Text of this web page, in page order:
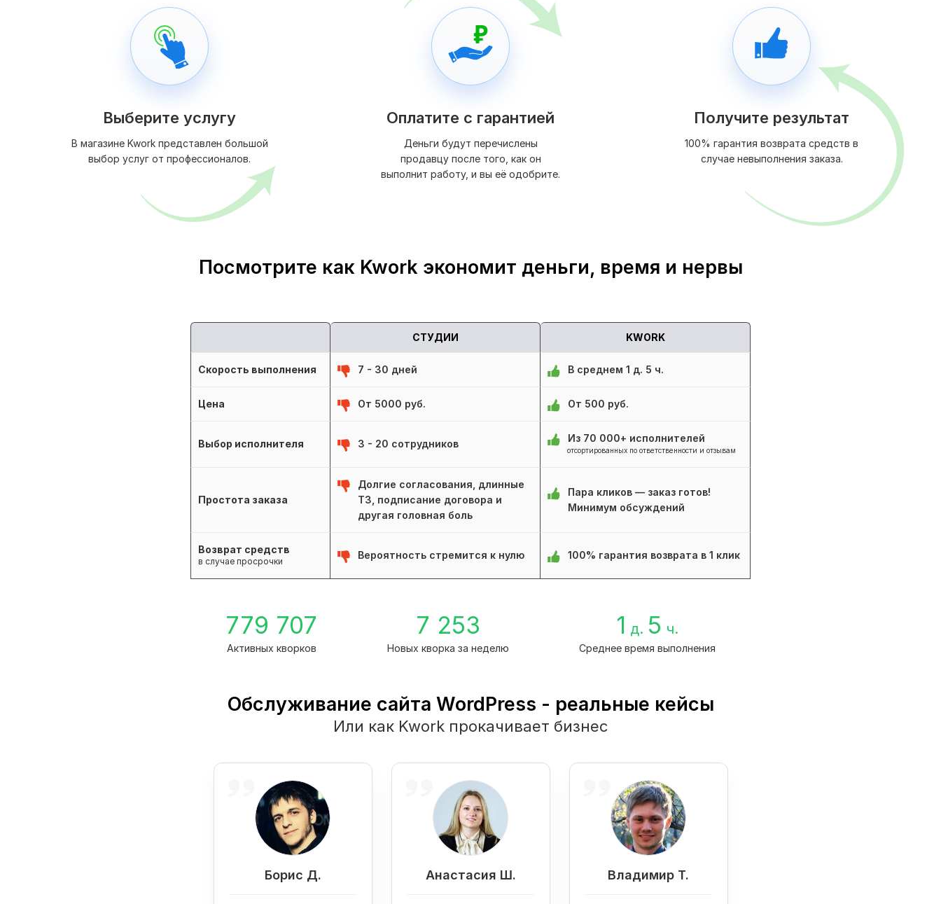
Выберите услугу
В магазине Kwork представлен большой
выбор услуг от профессионалов.
Оплатите с гарантией
Деньги будут перечислены
продавцу после того, как он
выполнит работу, и вы её одобрите.
Получите результат
100% гарантия возврата средств в
случае невыполнения заказа.
Посмотрите как Kwork экономит деньги, время и нервы
СТУДИИ KWORK
Скорость выполнения 7 - 30 дней В среднем 1 д. 5 ч.
Цена От 5000 руб. От 500 руб.
Выбор исполнителя 3 - 20 сотрудников Из 70 000+ исполнителей
отсортированных по ответственности и отзывам
Простота заказа
Долгие согласования, длинные
ТЗ, подписание договора и
другая головная боль
Пара кликов — заказ готов!
Минимум обсуждений
Возврат средств
в случае просрочки
Вероятность стремится к нулю 100% гарантия возврата в 1 клик
779 707
Активных кворков
7 253
Новых кворка за неделю
1 д. 5 ч.
Среднее время выполнения
Обслуживание сайта WordPress - реальные кейсы
Или как Kwork прокачивает бизнес
Борис Д. Анастасия Ш. Владимир Т.